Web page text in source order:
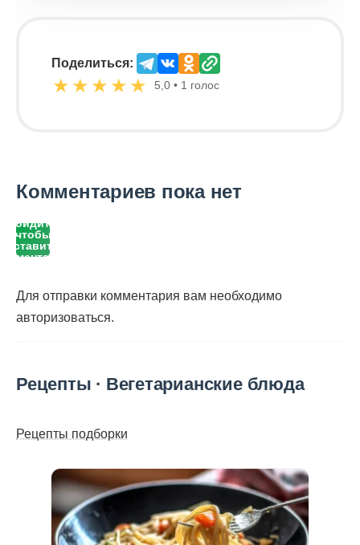
Поделиться:
★ ★ ★ ★ ★ 5,0 • 1 голос
Комментариев пока нет
Войдите,
чтобы
оставить
Для отправки комментария вам необходимо
авторизоваться.
Рецепты · Вегетарианские блюда
Рецепты подборки